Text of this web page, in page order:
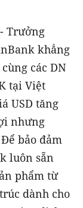
Trưởng
khẳng
các DN
tại Việt
USD tăng
nhưng
bảo đảm
luôn sẵn
phẩm từ
dành cho